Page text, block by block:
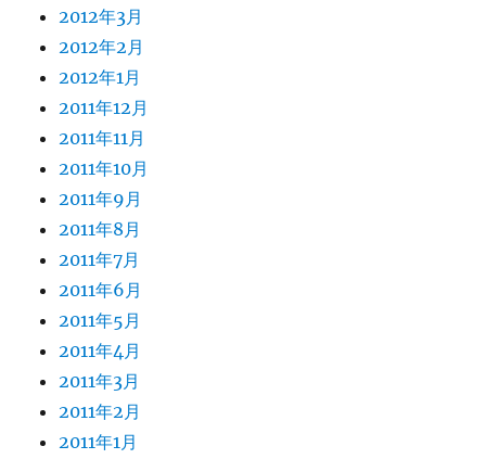
2012年3月
2012年2月
2012年1月
2011年12月
2011年11月
2011年10月
2011年9月
2011年8月
2011年7月
2011年6月
2011年5月
2011年4月
2011年3月
2011年2月
2011年1月